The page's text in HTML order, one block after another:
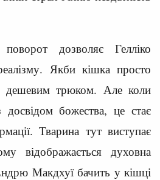
дозволяє Гелліко
Якби кішка просто
дешевим трюком. Але коли
досвідом божества, це стає
Тварина тут виступає
відображається духовна
Макдхуї бачить у кішці